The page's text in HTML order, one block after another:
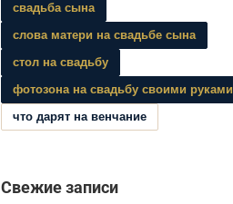
свадьба сына
слова матери на свадьбе сына
стол на свадьбу
фотозона на свадьбу своими руками
что дарят на венчание
Свежие записи